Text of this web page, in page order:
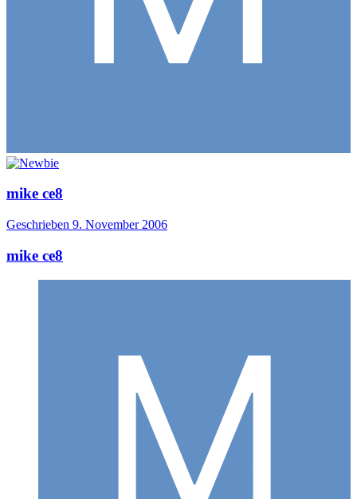
mike ce8
Geschrieben 9. November 2006
mike ce8